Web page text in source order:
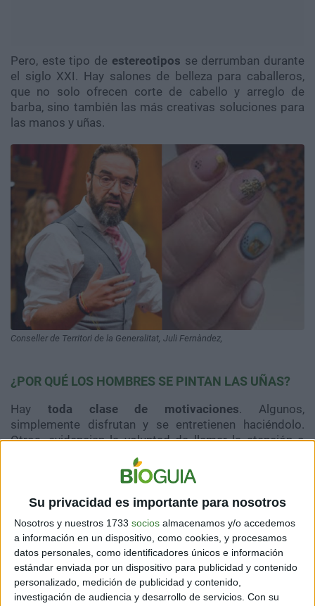
Su privacidad es importante para nosotros
Nosotros y nuestros 1733 socios almacenamos y/o accedemos
a información en un dispositivo, como cookies, y procesamos
datos personales, como identificadores únicos e información
estándar enviada por un dispositivo para publicidad y contenido
personalizado, medición de publicidad y contenido,
investigación de audiencia y desarrollo de servicios. Con su
Pero, este tipo de estereotipos se derrumban durante
el siglo XXI. Hay salones de belleza para caballeros,
que no solo ofrecen corte de cabello y arreglo de
barba, sino también las más creativas soluciones para
las manos y uñas.
Conseller de Territori de la Generalitat, Juli Fernàndez,
¿POR QUÉ LOS HOMBRES SE PINTAN LAS UÑAS?
Hay toda clase de motivaciones. Algunos,
simplemente disfrutan y se entretienen haciéndolo.
Otros, evidencian la voluntad de llamar la atención o
causar incomodidad. A su vez, hay quienes lo hacen por
apoyo a ciertas causas.
Que un hombre lleva lasuñasnunca pasa
desapercibido. Así lo entiende el
conseller de Territori
de la Generalitat, Juli Fernàndez
, de ERC. Suele ir con
las uñas negras, o moradas, al parlamento y llamar la
atención en sus discursos.